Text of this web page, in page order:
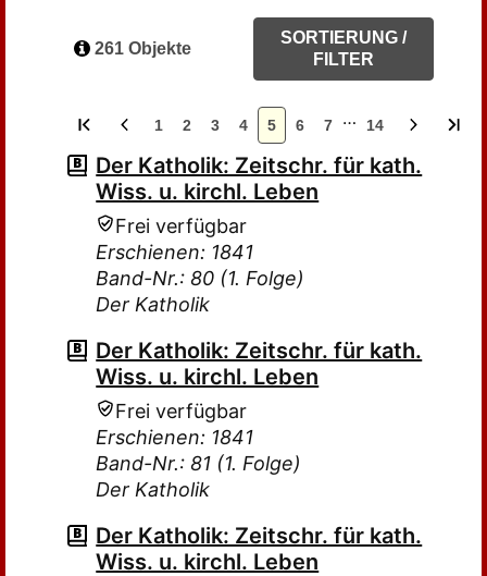
261 Objekte
SORTIERUNG /
FILTER
1 2 3 4 5 6 7 … 14
Der Katholik: Zeitschr. für kath.
Wiss. u. kirchl. Leben
Frei verfügbar
Erschienen: 1841
Band-Nr.: 80 (1. Folge)
Der Katholik
Der Katholik: Zeitschr. für kath.
Wiss. u. kirchl. Leben
Frei verfügbar
Erschienen: 1841
Band-Nr.: 81 (1. Folge)
Der Katholik
Der Katholik: Zeitschr. für kath.
Wiss. u. kirchl. Leben